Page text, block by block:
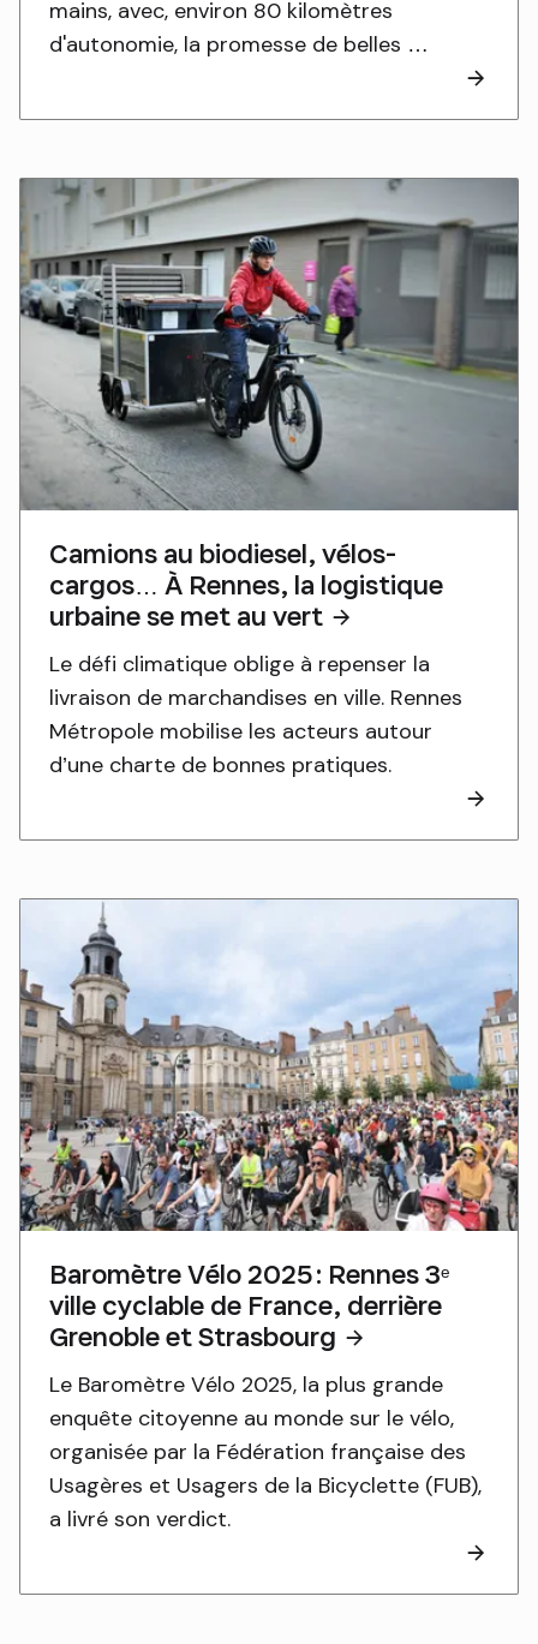
mains, avec, environ 80 kilomètres
d'autonomie, la promesse de belles …
Camions au biodiesel, vélos-
cargos… À Rennes, la logistique
urbaine se met au vert
Le défi climatique oblige à repenser la
livraison de marchandises en ville. Rennes
Métropole mobilise les acteurs autour
d’une charte de bonnes pratiques.
Baromètre Vélo 2025 : Rennes 3ᵉ
ville cyclable de France, derrière
Grenoble et Strasbourg
Le Baromètre Vélo 2025, la plus grande
enquête citoyenne au monde sur le vélo,
organisée par la Fédération française des
Usagères et Usagers de la Bicyclette (FUB),
a livré son verdict.